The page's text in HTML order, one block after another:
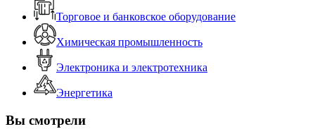
Торговое и банковское оборудование
Химическая промышленность
Электроника и электротехника
Энергетика
Вы смотрели